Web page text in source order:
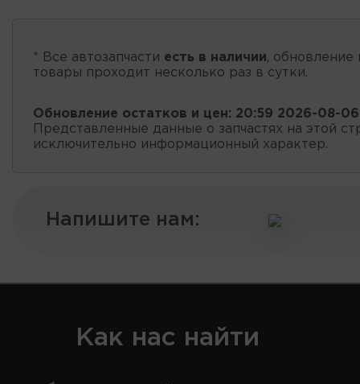
* Все автозапчасти есть в наличии, обновление
товары проходит несколько раз в сутки.
Обновление остатков и цен: 20:59 2026-08-06
Представленные данные о запчастях на этой
исключительно информационный характер.
Напишите нам:
Как нас найти